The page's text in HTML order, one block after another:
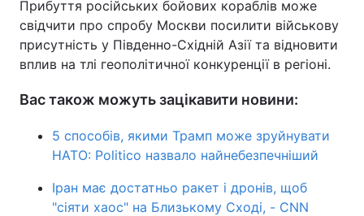
Прибуття російських бойових кораблів може
свідчити про спробу Москви посилити військову
присутність у Південно-Східній Азії та відновити
вплив на тлі геополітичної конкуренції в регіоні.
Вас також можуть зацікавити новини:
5 способів, якими Трамп може зруйнувати
НАТО: Politico назвало найнебезпечніший
Іран має достатньо ракет і дронів, щоб
"сіяти хаос" на Близькому Сході, - CNN